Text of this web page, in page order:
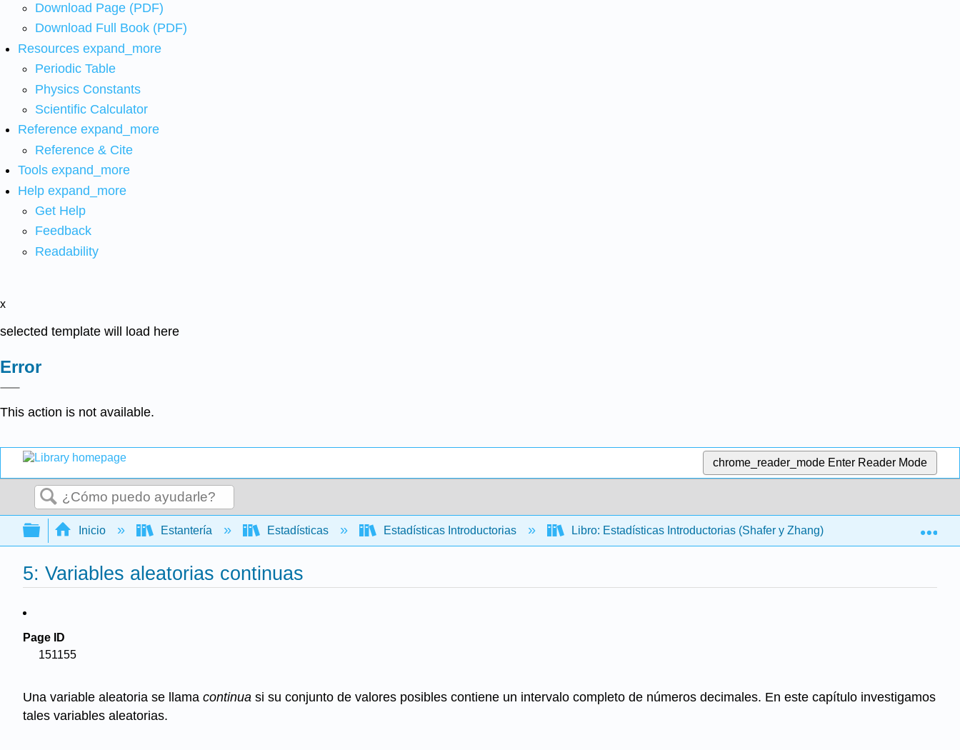
Download Page (PDF)
Download Full Book (PDF)
Resources expand_more
Periodic Table
Physics Constants
Scientific Calculator
Reference expand_more
Reference & Cite
Tools expand_more
Help expand_more
Get Help
Feedback
Readability
x
selected template will load here
Error
This action is not available.
chrome_reader_mode Enter Reader Mode
Buscar
Expandir/contraer jerarquía global
Inicio Estantería Estadísticas Estadísticas Introductorias Libro: Estadísticas Introductorias (Shafer y Zhang) 5: Variables
5: Variables aleatorias continuas
Page ID
151155
Una variable aleatoria se llama continua si su conjunto de valores posibles contiene un intervalo completo de números decimales. En este capítulo investigamos
tales variables aleatorias.